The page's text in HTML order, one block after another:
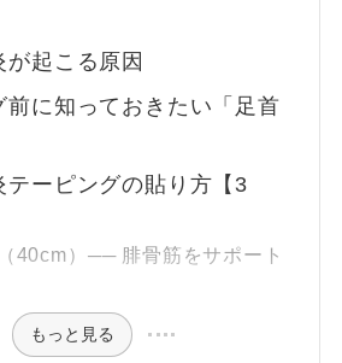
が起こる原因
前に知っておきたい「足首
テーピングの貼り方【3
40cm）── 腓骨筋をサポート
もっと見る